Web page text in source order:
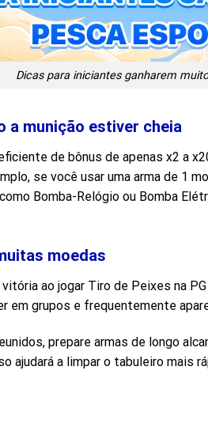
Dicas para iniciantes ganharem
a munição estiver cheia
de bônus de apenas x2 a
se você usar uma arma de 1
Bomba-Relógio ou Bomba
moedas
vitória ao jogar Tiro de Peixes na
em grupos e frequentemente
prepare armas de longo
ajudará a limpar o tabuleiro mais